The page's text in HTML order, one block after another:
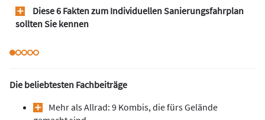
Diese 6 Fakten zum Individuellen Sanierungsfahrplan
sollten Sie kennen
Die beliebtesten Fachbeiträge
Mehr als Allrad: 9 Kombis, die fürs Gelände